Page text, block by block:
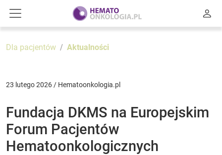
Dla pacjentów Aktualności
23 lutego 2026 / Hematoonkologia.pl
Fundacja DKMS na Europejskim
Forum Pacjentów
Hematoonkologicznych